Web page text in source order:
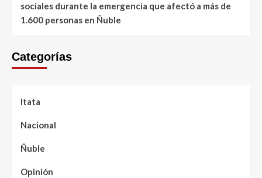
sociales durante la emergencia que afectó a más de
1.600 personas en Ñuble
Categorías
Itata
Nacional
Ñuble
Opinión